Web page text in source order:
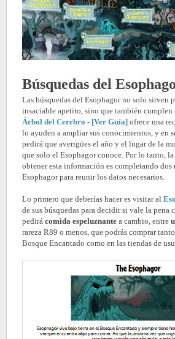
Búsquedas del
Las búsquedas del Esophagor no solo sirven
insaciable apetito, sino que también
Árbol del Cerebro - [Ver Guía] ofrece una
lo ayuden a ampliar sus conocimientos, y en
pedirá que averigües el año y el lugar de la
que solo el Esophagor conoce. Por lo tanto,
obtener esta información es completando dos
Esophagor para reunir los datos necesarios.
Lo primero que deberías hacer es visitar al
de sus búsquedas para decidir si vale la pena
pedirá comida espeluznante a cambio, entre
rareza R89 o menos, que podrás comprar
Bosque Encantado como en las tiendas de